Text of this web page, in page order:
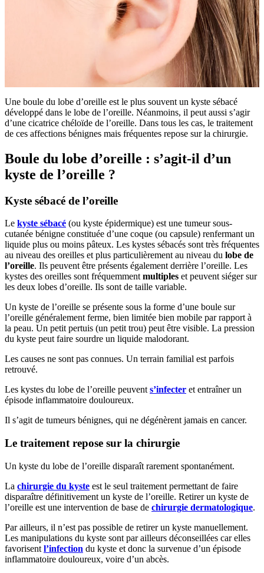
Une boule du lobe d’oreille est le plus souvent un kyste sébacé
développé dans le lobe de l’oreille. Néanmoins, il peut aussi s’agir
d’une cicatrice chéloïde de l’oreille. Dans tous les cas, le traitement
de ces affections bénignes mais fréquentes repose sur la chirurgie.
Boule du lobe d’oreille : s’agit-il d’un
kyste de l’oreille ?
Kyste sébacé de l’oreille
Le kyste sébacé (ou kyste épidermique) est une tumeur sous-
cutanée bénigne constituée d’une coque (ou capsule) renfermant un
liquide plus ou moins pâteux. Les kystes sébacés sont très fréquentes
au niveau des oreilles et plus particulièrement au niveau du lobe de
l’oreille. Ils peuvent être présents également derrière l’oreille. Les
kystes des oreilles sont fréquemment multiples et peuvent siéger sur
les deux lobes d’oreille. Ils sont de taille variable.
Un kyste de l’oreille se présente sous la forme d’une boule sur
l’oreille généralement ferme, bien limitée bien mobile par rapport à
la peau. Un petit pertuis (un petit trou) peut être visible. La pression
du kyste peut faire sourdre un liquide malodorant.
Les causes ne sont pas connues. Un terrain familial est parfois
retrouvé.
Les kystes du lobe de l’oreille peuvent s’infecter et entraîner un
épisode inflammatoire douloureux.
Il s’agit de tumeurs bénignes, qui ne dégénèrent jamais en cancer.
Le traitement repose sur la chirurgie
Un kyste du lobe de l’oreille disparaît rarement spontanément.
La chirurgie du kyste est le seul traitement permettant de faire
disparaître définitivement un kyste de l’oreille. Retirer un kyste de
l’oreille est une intervention de base de chirurgie dermatologique.
Par ailleurs, il n’est pas possible de retirer un kyste manuellement.
Les manipulations du kyste sont par ailleurs déconseillées car elles
favorisent l’infection du kyste et donc la survenue d’un épisode
inflammatoire douloureux, voire d’un abcès.